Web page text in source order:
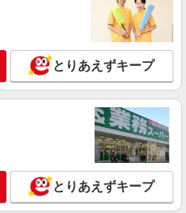
詳細を見る
店
キッチンスタッフ ＜優先募集日
〜金） 9:00〜14:00
土日祝祭日時給1250円 ＜高校生＞
日祝祭日時給1200円
詳細を見る
とりあえずキープ
とりあえずキープ